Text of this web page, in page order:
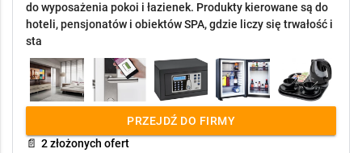
do wyposażenia pokoi i łazienek. Produkty kierowane są do
hoteli, pensjonatów i obiektów SPA, gdzie liczy się trwałość i
sta
PRZEJDŹ DO FIRMY
📄 2 złożonych ofert